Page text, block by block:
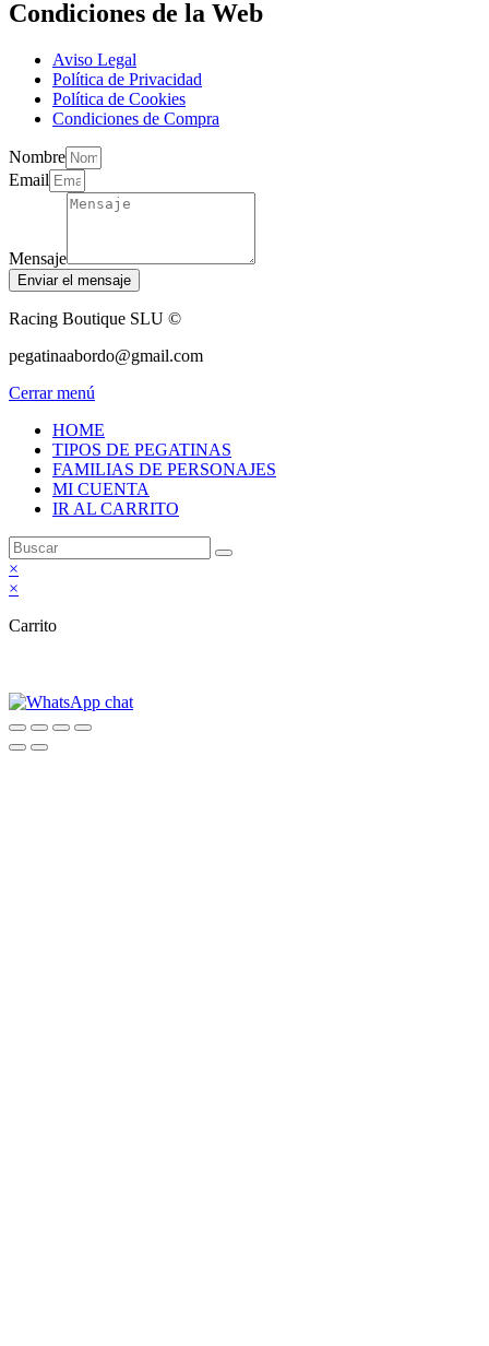
Condiciones de la Web
Aviso Legal
Política de Privacidad
Política de Cookies
Condiciones de Compra
Nombre
Email
Mensaje
Enviar el mensaje
Racing Boutique SLU ©
pegatinaabordo@gmail.com
Cerrar menú
HOME
TIPOS DE PEGATINAS
FAMILIAS DE PERSONAJES
MI CUENTA
IR AL CARRITO
×
×
Carrito